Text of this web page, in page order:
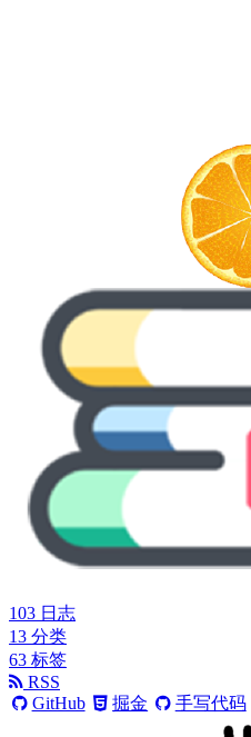
103 日志
13 分类
63 标签
RSS
GitHub
掘金 手写代码